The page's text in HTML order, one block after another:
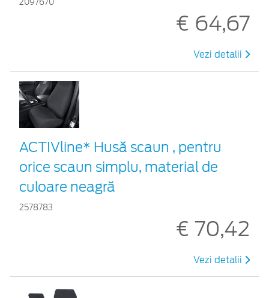
2097670
€ 64,67
Vezi detalii
ACTIVline* Husă scaun , pentru
orice scaun simplu, material de
culoare neagră
2578783
€ 70,42
Vezi detalii